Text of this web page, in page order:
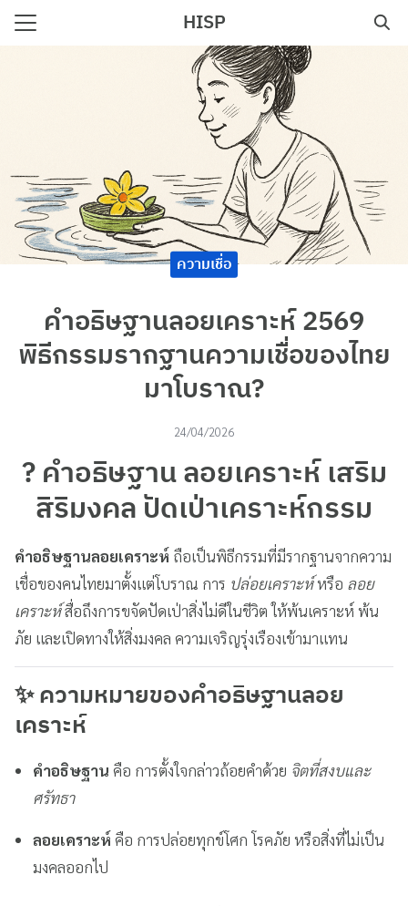
Skip
HISP
Search
ความเชื่อ
คำอธิษฐานลอยเคราะห์ 2569
พิธีกรรมรากฐานความเชื่อของไทย
มาโบราณ?
24/04/2026
? คำอธิษฐาน ลอยเคราะห์ เสริม
สิริมงคล ปัดเป่าเคราะห์กรรม
คำอธิษฐานลอยเคราะห์ ถือเป็นพิธีกรรมที่มีรากฐานจากความ
เชื่อของคนไทยมาตั้งแต่โบราณ การ ปล่อยเคราะห์หรือ ลอย
เคราะห์สื่อถึงการขจัดปัดเป่าสิ่งไม่ดีในชีวิต ให้พ้นเคราะห์ พ้น
ภัย และเปิดทางให้สิ่งมงคล ความเจริญรุ่งเรืองเข้ามาแทน
✨ ความหมายของคำอธิษฐานลอย
เคราะห์
คำอธิษฐาน คือ การตั้งใจกล่าวถ้อยคำด้วย จิตที่สงบและ
ศรัทธา
ลอยเคราะห์ คือ การปล่อยทุกข์โศก โรคภัย หรือสิ่งที่ไม่เป็น
มงคลออกไป